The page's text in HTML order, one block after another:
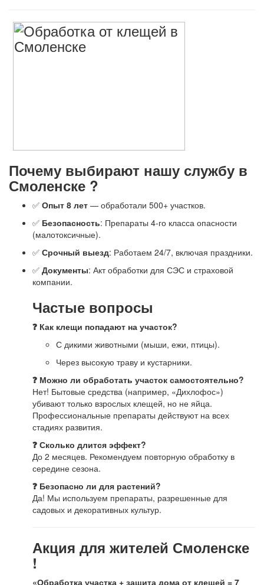
Почему выбирают нашу службу в
Смоленске ?
✅ Опыт 8 лет — обработали 500+ участков.
✅ Безопасность: Препараты 4-го класса опасности
(малотоксичные).
✅ Срочный выезд: Работаем 24/7, включая праздники.
✅ Документы: Акт обработки для СЭС и страховой
компании.
Частые вопросы
❓ Как клещи попадают на участок?
С дикими животными (мыши, ежи, птицы).
Через высокую траву и кустарники.
❓ Можно ли обработать участок самостоятельно?
Нет! Бытовые средства (например, «Дихлофос»)
убивают только взрослых клещей, но не яйца.
Профессиональные препараты действуют на всех
стадиях развития.
❓ Сколько длится эффект?
До 2 месяцев. Рекомендуем повторную обработку в
середине сезона.
❓ Безопасно ли для растений?
Да! Мы используем препараты, разрешенные для
садовых и декоративных культур.
Акция для жителей Смоленске
!
«Обработка участка + защита дома от клещей = 7